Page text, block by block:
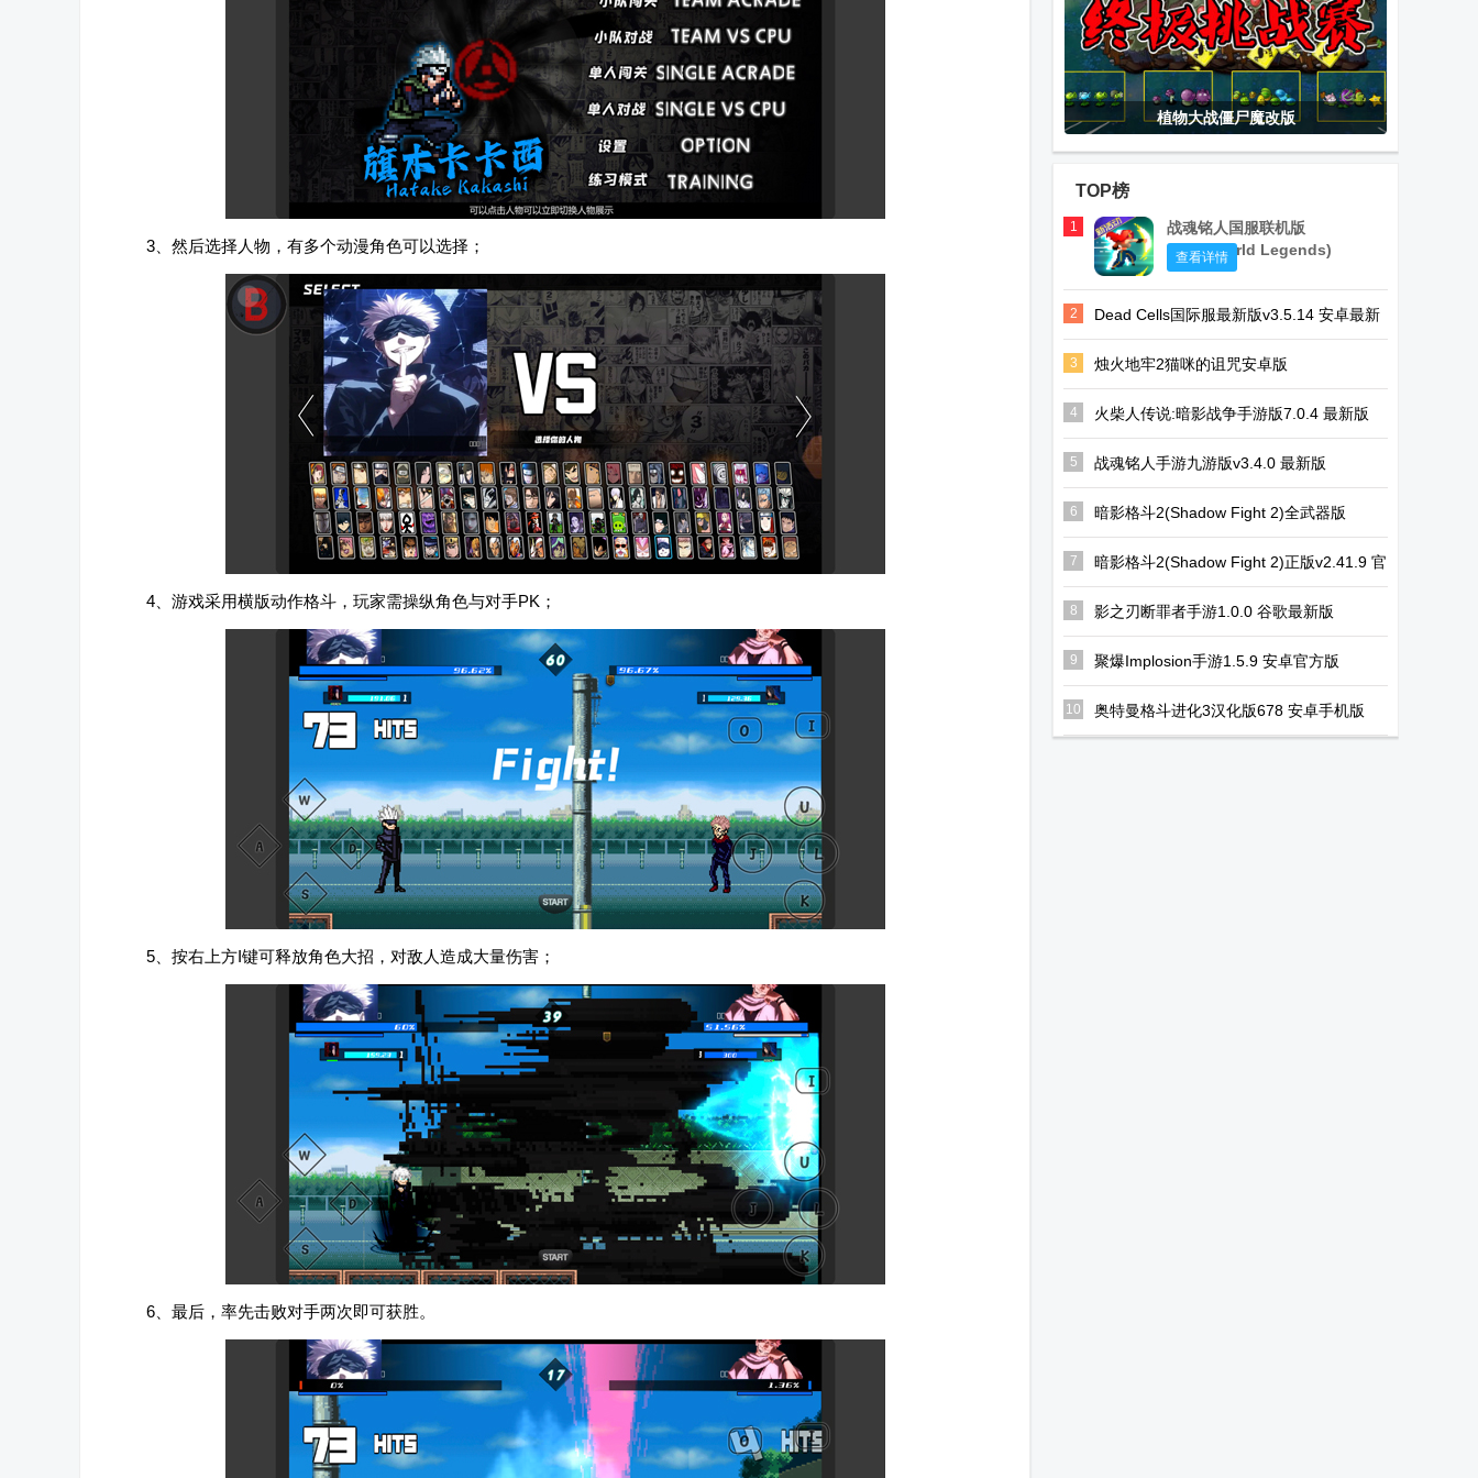
3、然后选择人物，有多个动漫角色可以选择；
4、游戏采用横版动作格斗，玩家需操纵角色与对手PK；
5、按右上方I键可释放角色大招，对敌人造成大量伤害；
6、最后，率先击败对手两次即可获胜。
植物大战僵尸魔改版
TOP榜
1
战魂铭人国服联机版
(Otherworld Legends)
查看详情
2
Dead Cells国际服最新版v3.5.14 安卓最新
版
3
烛火地牢2猫咪的诅咒安卓版
(Tallowmere2)v0.3.7n中文联机版
4 火柴人传说:暗影战争手游版7.0.4 最新版
5 战魂铭人手游九游版v3.4.0 最新版
6
暗影格斗2(Shadow Fight 2)全武器版
v2.41.9 最新版
7
暗影格斗2(Shadow Fight 2)正版v2.41.9 官
方版
8 影之刃断罪者手游1.0.0 谷歌最新版
9 聚爆Implosion手游1.5.9 安卓官方版
10 奥特曼格斗进化3汉化版678 安卓手机版